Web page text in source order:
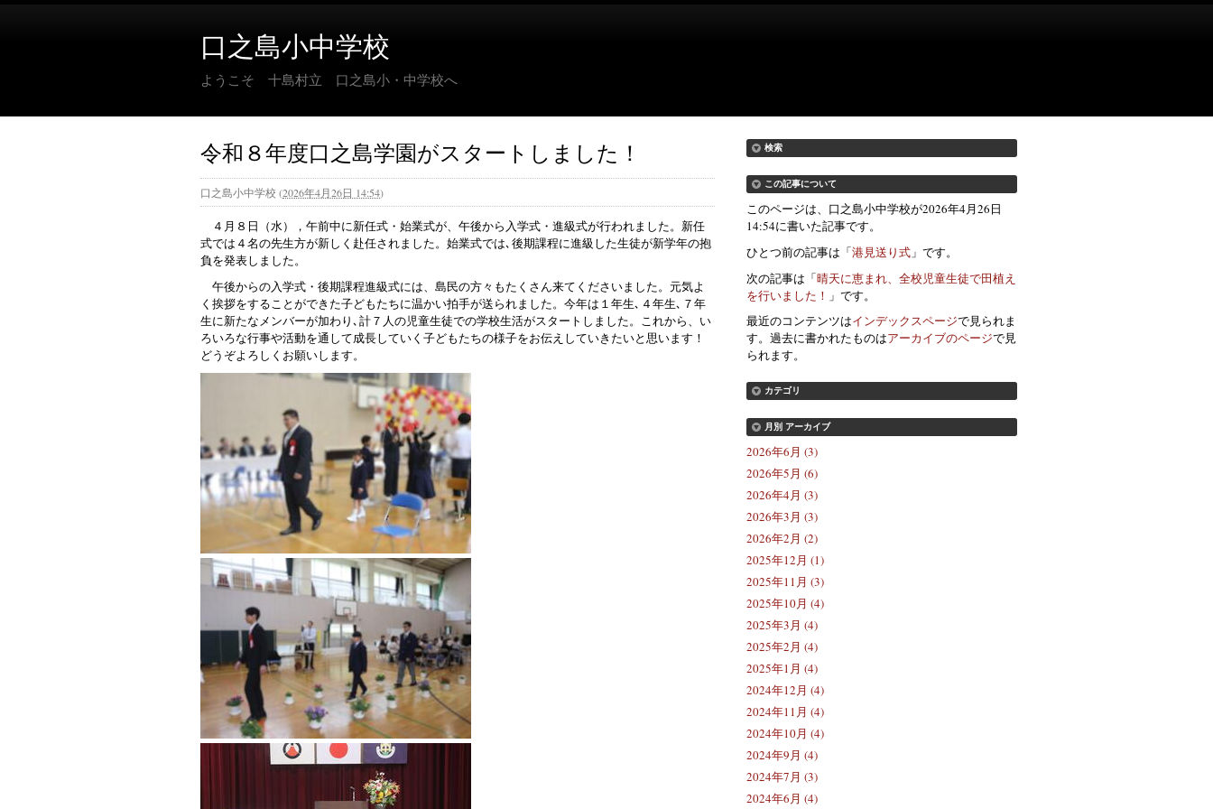
口之島小中学校
ようこそ 十島村立 口之島小・中学校へ
令和８年度口之島学園がスタートしました！
口之島小中学校 (2026年4月26日 14:54)
４月８日（水），午前中に新任式・始業式が、午後から入学式・進級式が行われました。新任
式では４名の先生方が新しく赴任されました。始業式では､後期課程に進級した生徒が新学年の抱
負を発表しました。
午後からの入学式・後期課程進級式には、島民の方々もたくさん来てくださいました。元気よ
く挨拶をすることができた子どもたちに温かい拍手が送られました。今年は１年生､４年生､７年
生に新たなメンバーが加わり､計７人の児童生徒での学校生活がスタートしました。これから、い
ろいろな行事や活動を通して成長していく子どもたちの様子をお伝えしていきたいと思います！
どうぞよろしくお願いします。
検索
この記事について
このページは、口之島小中学校が2026年4月26日
14:54に書いた記事です。
ひとつ前の記事は「港見送り式 」です。
次の記事は「晴天に恵まれ、全校児童生徒で田植え
を行いました！ 」です。
最近のコンテンツはインデックスページで見られま
す。過去に書かれたものはアーカイブのページで見
られます。
カテゴリ
月別 アーカイブ
2026年6月 (3)
2026年5月 (6)
2026年4月 (3)
2026年3月 (3)
2026年2月 (2)
2025年12月 (1)
2025年11月 (3)
2025年10月 (4)
2025年3月 (4)
2025年2月 (4)
2025年1月 (4)
2024年12月 (4)
2024年11月 (4)
2024年10月 (4)
2024年9月 (4)
2024年7月 (3)
2024年6月 (4)